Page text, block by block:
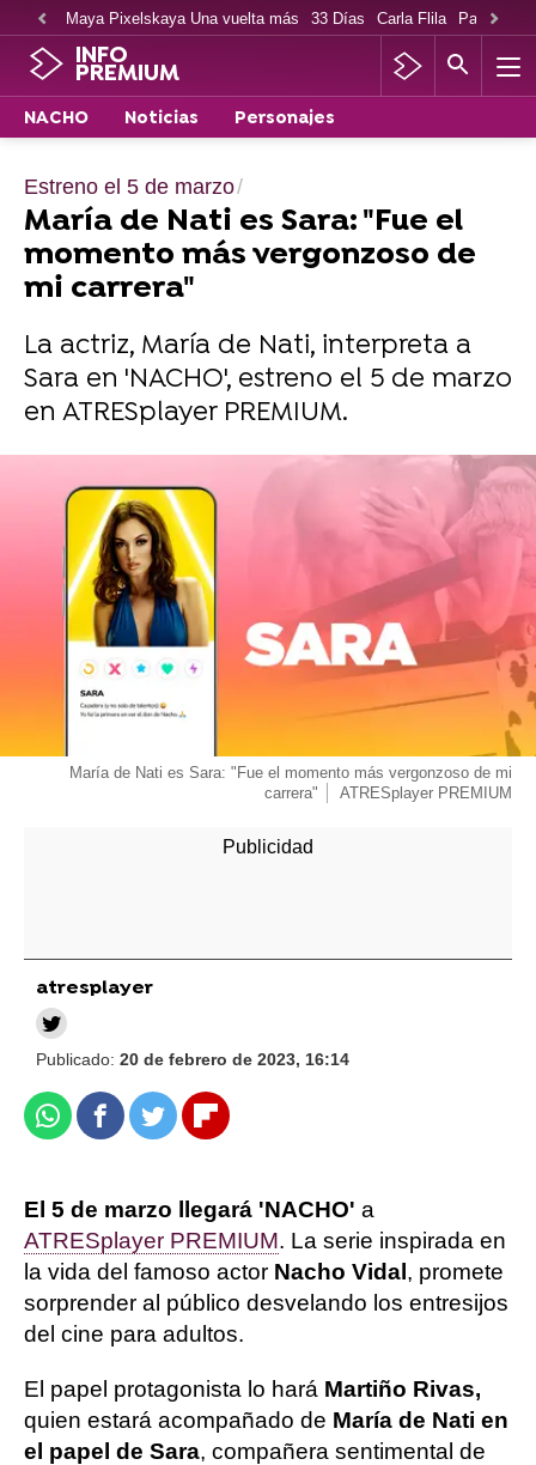
Maya Pixelskaya Una vuelta más 33 Días Carla Flila Paco
INFO
PREMIUM
NACHO Noticias Personajes
Estreno el 5 de marzo
María de Nati es Sara: "Fue el
momento más vergonzoso de
mi carrera"
La actriz, María de Nati, interpreta a
Sara en 'NACHO', estreno el 5 de marzo
en ATRESplayer PREMIUM.
María de Nati es Sara: "Fue el momento más vergonzoso de mi
carrera"
ATRESplayer PREMIUM
atresplayer
Publicado: 20 de febrero de 2023, 16:14
WhatsappFacebook
TwitterFlipboard
El 5 de marzo llegará 'NACHO' a
ATRESplayer PREMIUM. La serie inspirada en
la vida del famoso actor Nacho Vidal , promete
sorprender al público desvelando los entresijos
del cine para adultos.
El papel protagonista lo hará Martiño Rivas,
quien estará acompañado de María de Nati en
el papel de Sara, compañera sentimental de